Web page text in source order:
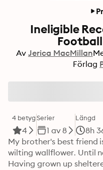
Ineligible
Av Jerica MacMillan
Förlag
4 betyg
4
Serier
1 av 8
Längd
8h
My brother's best friend
wilting wallflower. Until
Having grown up